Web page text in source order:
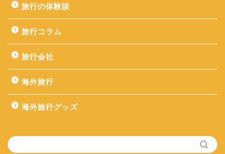
旅行の体験談
旅行コラム
旅行会社
海外旅行
海外旅行グッズ